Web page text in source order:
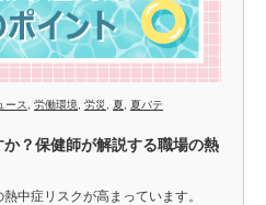
ース 労働環境 労災 夏 夏バテ
？保健師が解説する職場の熱
中症リスクが高まっています。